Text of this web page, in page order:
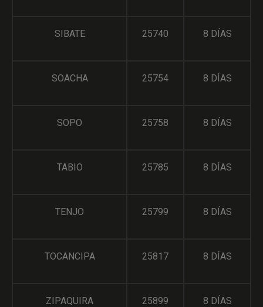
SIBATE 25740 8 DÍAS
SOACHA 25754 8 DÍAS
SOPO 25758 8 DÍAS
TABIO 25785 8 DÍAS
TENJO 25799 8 DÍAS
TOCANCIPA 25817 8 DÍAS
ZIPAQUIRA 25899 8 DÍAS